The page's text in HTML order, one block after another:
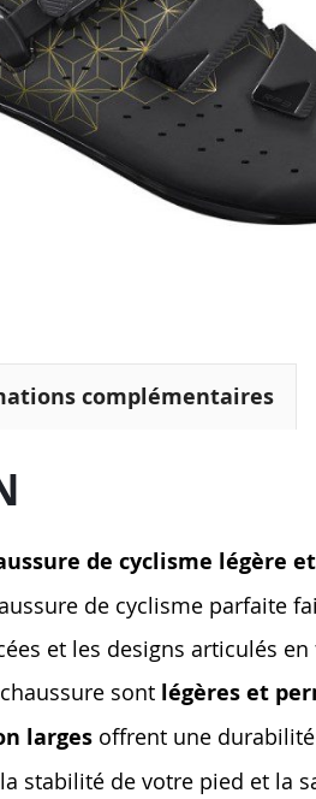
complémentaires
de cyclisme légère
de cyclisme parfaite
et les designs articulés
sont légères et
larges offrent une
stabilité de votre pied et la